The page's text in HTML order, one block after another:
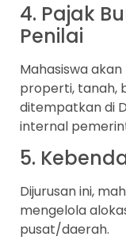
4. Pajak
Penilai
Mahasiswa
properti, tanah,
ditempatkan di
internal
5.
Dijurusan ini,
mengelola
pusat/daerah.